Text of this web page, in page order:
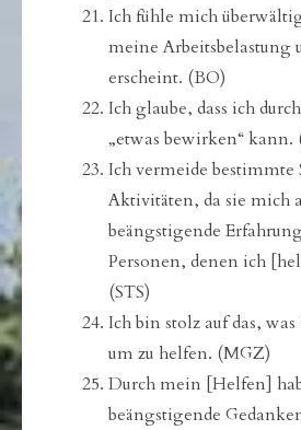
Ich fühle mich
meine Arbeitsbelastung
erscheint. (BO)
Ich glaube, dass ich
„etwas bewirken“ kann.
Ich vermeide bestimmte
Aktivitäten, da sie mich
beängstigende
Personen, denen ich
(STS)
Ich bin stolz auf das,
um zu helfen. (MGZ)
Durch mein [Helfen]
beängstigende